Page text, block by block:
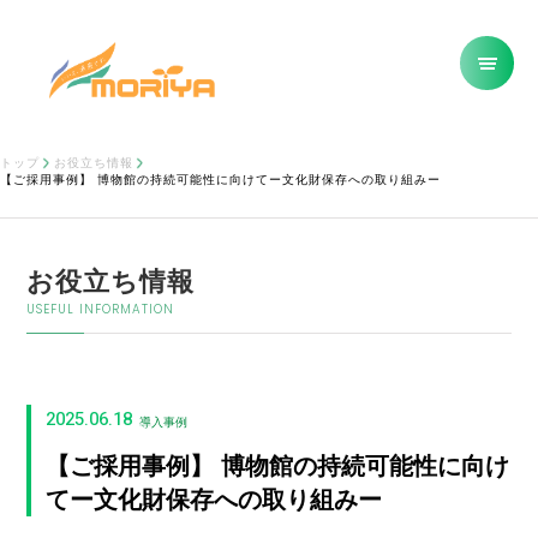
トップ
お役立ち情報
【ご採用事例】 博物館の持続可能性に向けてー文化財保存への取り組みー
お役立ち情報
USEFUL INFORMATION
2025.06.18 導入事例
【ご採用事例】 博物館の持続可能性に向け
てー文化財保存への取り組みー